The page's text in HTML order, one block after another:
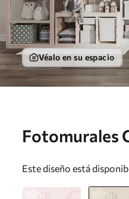
Véalo en su espacio
Fotomurales
Este diseño está